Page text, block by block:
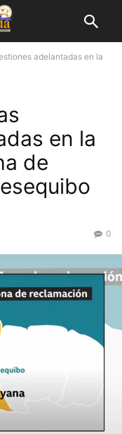
adelantadas en la
en la
de
0